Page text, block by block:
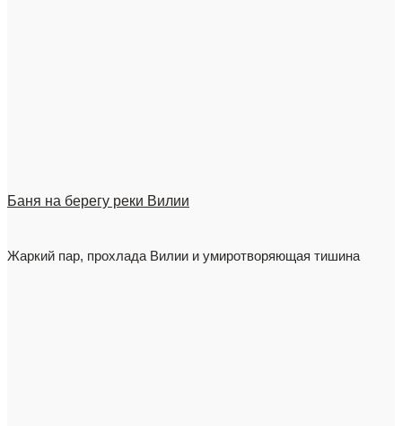
Баня на берегу реки Вилии
Жаркий пар, прохлада Вилии и умиротворяющая тишина